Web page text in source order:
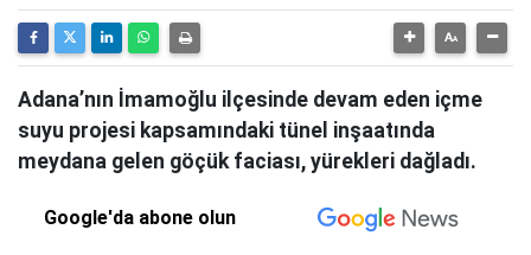
Adana’nın İmamoğlu ilçesinde devam eden içme
suyu projesi kapsamındaki tünel inşaatında
meydana gelen göçük faciası, yürekleri dağladı.
Google'da abone olun